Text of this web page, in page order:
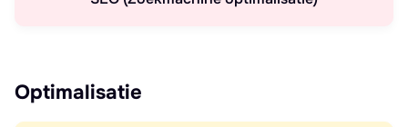
Optimalisatie